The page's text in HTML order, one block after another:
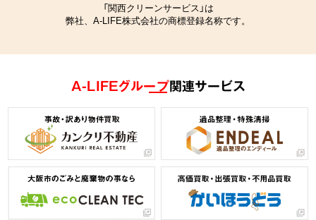
「関西クリーンサービス」は
弊社、A-LIFE株式会社の商標登録名称です。
A-LIFEグループ関連サービス